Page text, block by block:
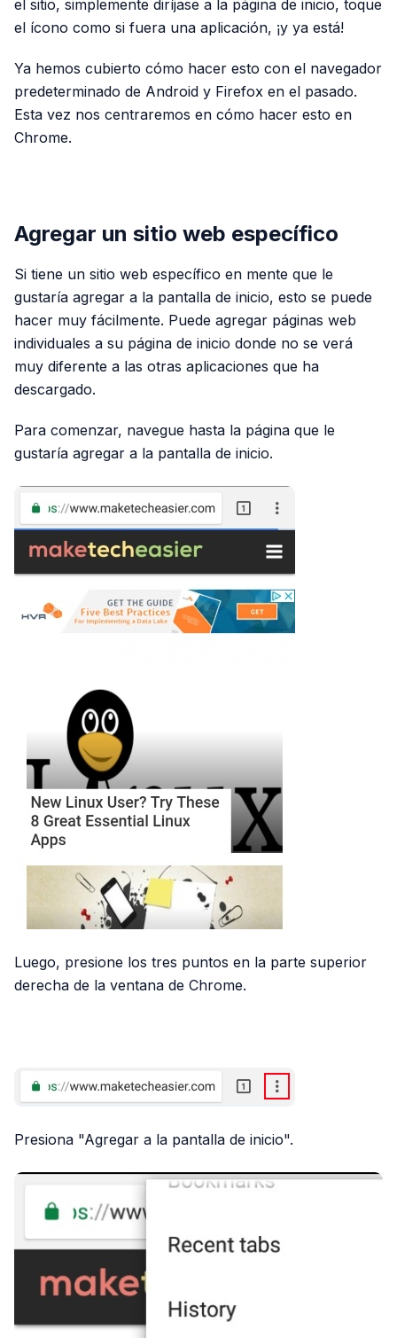
el sitio, simplemente diríjase a la página de inicio, toque
el ícono como si fuera una aplicación, ¡y ya está!
Ya hemos cubierto cómo hacer esto con el navegador
predeterminado de Android y Firefox en el pasado.
Esta vez nos centraremos en cómo hacer esto en
Chrome.
Agregar un sitio web específico
Si tiene un sitio web específico en mente que le
gustaría agregar a la pantalla de inicio, esto se puede
hacer muy fácilmente. Puede agregar páginas web
individuales a su página de inicio donde no se verá
muy diferente a las otras aplicaciones que ha
descargado.
Para comenzar, navegue hasta la página que le
gustaría agregar a la pantalla de inicio.
Luego, presione los tres puntos en la parte superior
derecha de la ventana de Chrome.
Presiona "Agregar a la pantalla de inicio".